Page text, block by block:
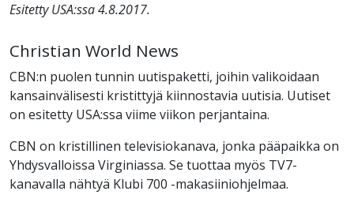
Esitetty USA:ssa 4.8.2017.
Christian World News
CBN:n puolen tunnin uutispaketti, joihin valikoidaan
kansainvälisesti kristittyjä kiinnostavia uutisia. Uutiset
on esitetty USA:ssa viime viikon perjantaina.
CBN on kristillinen televisiokanava, jonka pääpaikka on
Yhdysvalloissa Virginiassa. Se tuottaa myös TV7-
kanavalla nähtyä Klubi 700 -makasiiniohjelmaa.